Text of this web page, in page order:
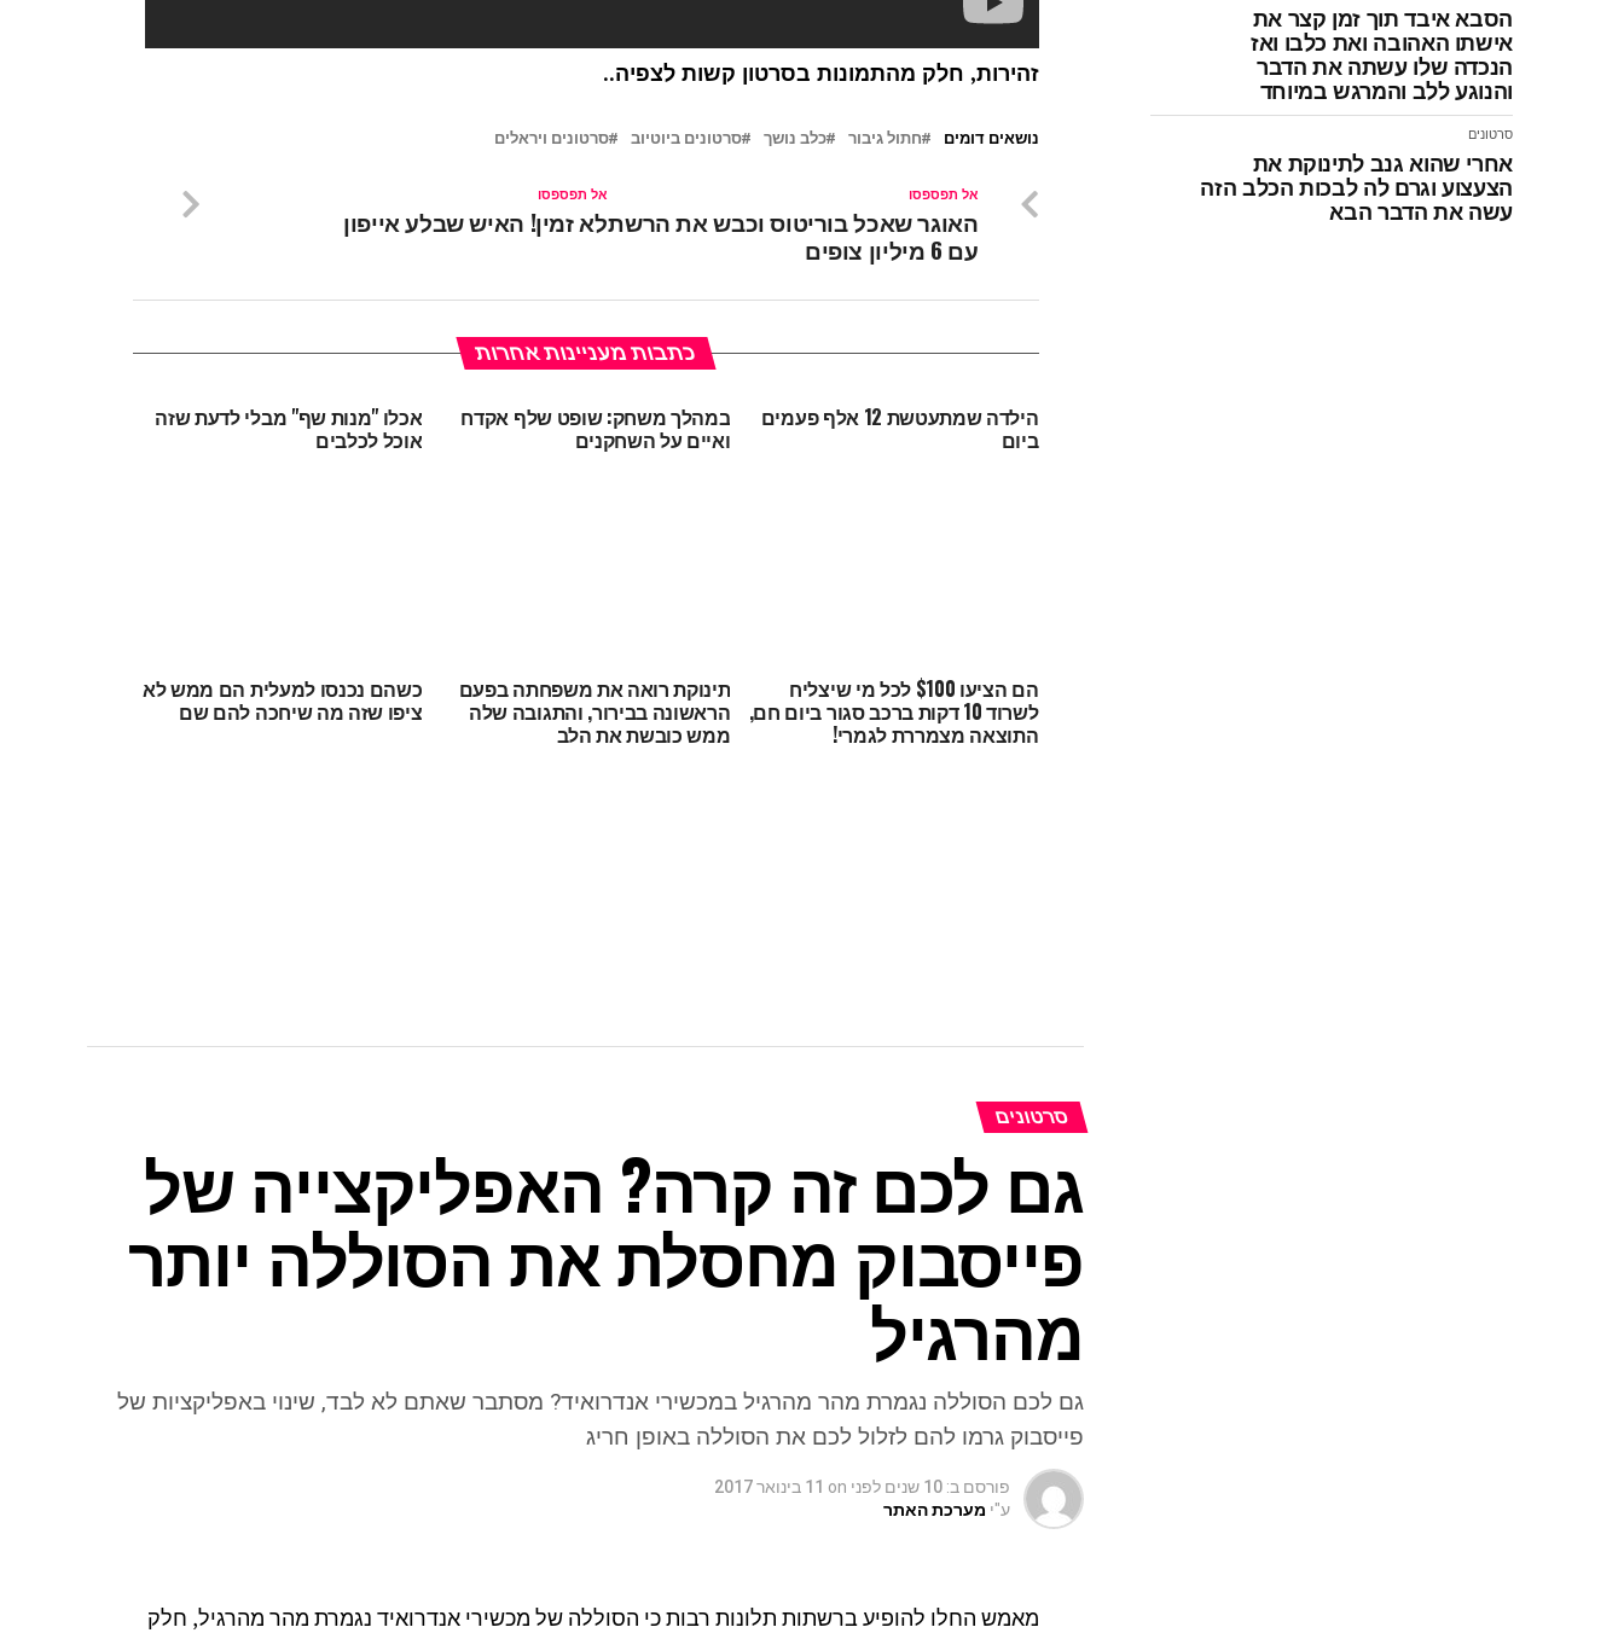
הסבא איבד תוך זמן קצר את
אישתו האהובה ואת כלבו ואז
הנכדה שלו עשתה את הדבר
והנוגע ללב והמרגש במיוחד
סרטונים
אחרי שהוא גנב לתינוקת את
הצעצוע וגרם לה לבכות הכלב הזה
עשה את הדבר הבא
זהירות, חלק מהתמונות בסרטון קשות לצפיה..
נושאים דומים חתול גיבור כלב נושך סרטונים ביוטיוב סרטונים ויראלים
אל תפספסו
לא זמין! האיש שבלע אייפון
אל תפספסו
האוגר שאכל בוריטוס וכבש את הרשת
עם 6 מיליון צופים
כתבות מעניינות אחרות
הילדה שמתעטשת 12 אלף פעמים
ביום
במהלך משחק: שופט שלף אקדח
ואיים על השחקנים
אכלו "מנות שף" מבלי לדעת שזה
אוכל לכלבים
הם הציעו $100 לכל מי שיצליח
לשרוד 10 דקות ברכב סגור ביום חם,
התוצאה מצמררת לגמרי!
תינוקת רואה את משפחתה בפעם
הראשונה בבירור, והתגובה שלה
ממש כובשת את הלב
כשהם נכנסו למעלית הם ממש לא
ציפו שזה מה שיחכה להם שם
סרטונים
גם לכם זה קרה? האפליקצייה של
פייסבוק מחסלת את הסוללה יותר
מהרגיל
גם לכם הסוללה נגמרת מהר מהרגיל במכשירי אנדרואיד? מסתבר שאתם לא לבד, שינוי באפליקציות של
פייסבוק גרמו להם לזלול לכם את הסוללה באופן חריג
פורסם ב: 10 שנים לפני on 11 בינואר 2017
ע"י מערכת האתר
מאמש החלו להופיע ברשתות תלונות רבות כי הסוללה של מכשירי אנדרואיד נגמרת מהר מהרגיל, חלק